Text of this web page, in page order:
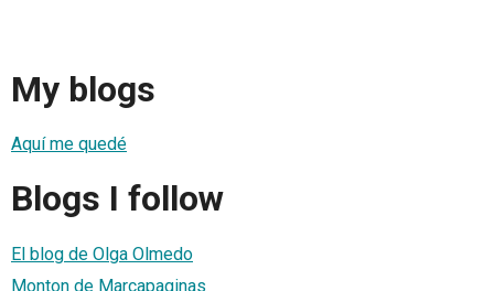
My blogs
Aquí me quedé
Blogs I follow
El blog de Olga Olmedo
Monton de Marcapaginas